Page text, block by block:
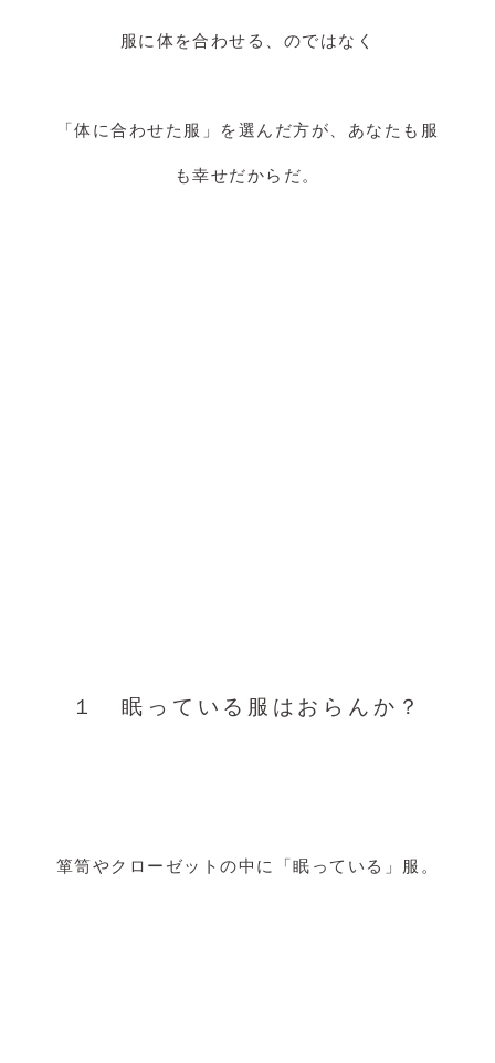
服に体を合わせる、のではなく
「体に合わせた服」を選んだ方が、あなたも服
も幸せだからだ。
１ 眠っている服はおらんか？
箪笥やクローゼットの中に「眠っている」服。